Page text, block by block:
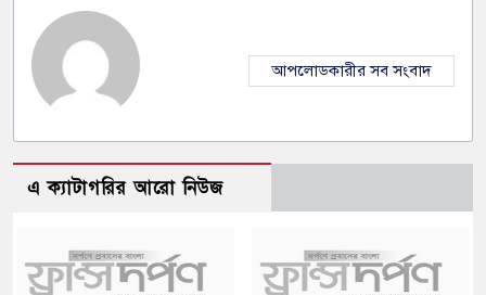
আপলোডকারীর সব সংবাদ
এ ক্যাটাগরির আরো নিউজ